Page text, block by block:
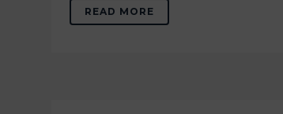
READ MORE